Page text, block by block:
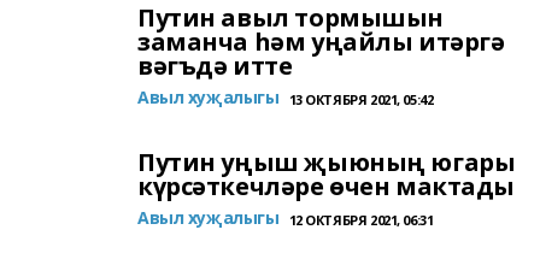
Путин авыл тормышын
заманча һәм уңайлы итәргә
вәгъдә итте
Авыл хуҗалыгы 13 ОКТЯБРЯ 2021, 05:42
Путин уңыш җыюның югары
күрсәткечләре өчен мактады
Авыл хуҗалыгы 12 ОКТЯБРЯ 2021, 06:31